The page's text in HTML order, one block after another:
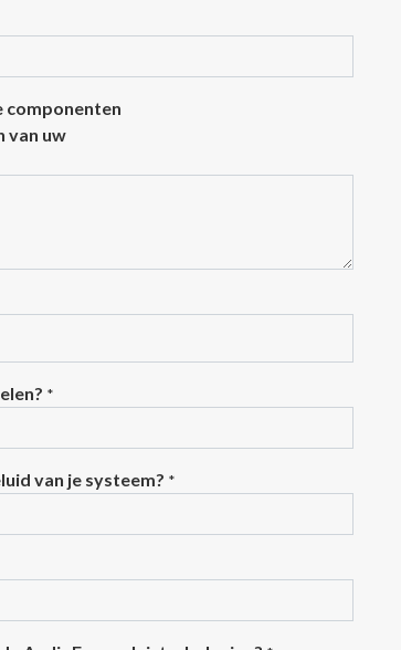
componenten
van uw
*
van je systeem? *